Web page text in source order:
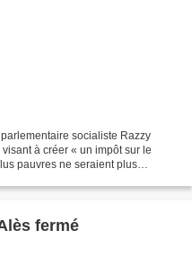
socialiste Razzy
à créer « un impôt sur le
pauvres ne seraient plus
fermé